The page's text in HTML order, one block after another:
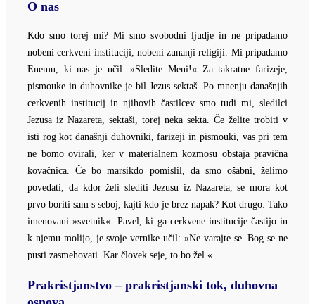
O nas
Kdo smo torej mi? Mi smo svobodni ljudje in ne pripadamo
nobeni cerkveni instituciji, nobeni zunanji religiji. Mi pripadamo
Enemu, ki nas je učil: »Sledite Meni!« Za takratne farizeje,
pismouke in duhovnike je bil Jezus sektaš. Po mnenju današnjih
cerkvenih institucij in njihovih častilcev smo tudi mi, sledilci
Jezusa iz Nazareta, sektaši, torej neka sekta. Če želite trobiti v
isti rog kot današnji duhovniki, farizeji in pismouki, vas pri tem
ne bomo ovirali, ker v materialnem kozmosu obstaja pravična
kovačnica. Če bo marsikdo pomislil, da smo ošabni, želimo
povedati, da kdor želi slediti Jezusu iz Nazareta, se mora kot
prvo boriti sam s seboj, kajti kdo je brez napak? Kot drugo: Tako
imenovani »svetnik« Pavel, ki ga cerkvene institucije častijo in
k njemu molijo, je svoje vernike učil: »Ne varajte se. Bog se ne
pusti zasmehovati. Kar človek seje, to bo žel.«
Prakristjanstvo – prakristjanski tok, duhovna